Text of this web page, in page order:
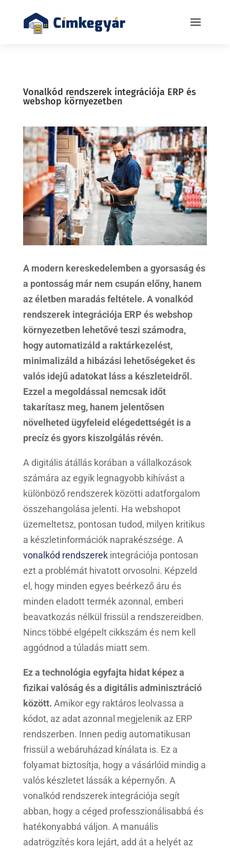
Vonalkód rendszerek integrációja ERP és
webshop környezetben
A modern kereskedelemben a gyorsaság és
a pontosság már nem csupán előny, hanem
az életben maradás feltétele. A vonalkód
rendszerek integrációja ERP és webshop
környezetben lehetővé teszi számodra,
hogy automatizáld a raktárkezelést,
minimalizáld a hibázási lehetőségeket és
valós idejű adatokat láss a készleteidről.
Ezzel a megoldással nemcsak időt
takarítasz meg, hanem jelentősen
növelheted ügyfeleid elégedettségét is a
precíz és gyors kiszolgálás révén.
A digitális átállás korában a vállalkozások
számára az egyik legnagyobb kihívást a
különböző rendszerek közötti adatforgalom
összehangolása jelenti. Ha webshopot
üzemeltetsz, pontosan tudod, milyen kritikus
a készletinformációk naprakészsége. A
vonalkód rendszerekintegrációja pontosan
ezt a problémát hivatott orvosolni. Képzeld
el, hogy minden egyes beérkező áru és
minden eladott termék azonnal, emberi
beavatkozás nélkül frissül a rendszereidben.
Nincs többé elgépelt cikkszám és nem kell
aggódnod a túladás miatt sem.
Ez a technológia egyfajta hidat képez a
fizikai valóság és a digitális adminisztráció
között. Amikor egy raktáros leolvassa a
kódot, az adat azonnal megjelenik az ERP
rendszerben. Innen pedig automatikusan
frissül a webáruházad kínálata is. Ez a
folyamat biztosítja, hogy a vásárlóid mindig a
valós készletet lássák a képernyőn. A
vonalkód rendszerek integrációja segít
abban, hogy a céged professzionálisabbá és
hatékonyabbá váljon. A manuális
adatrögzítés kora lejárt, add át a helyét az